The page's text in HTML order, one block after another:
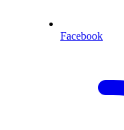
Facebook